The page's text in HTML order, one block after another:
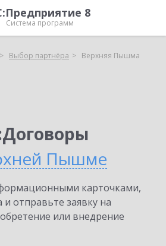
8
Система программ
Выбор партнёра Верхняя Пышма
Пышме
карточками,
отправьте заявку на
или внедрение